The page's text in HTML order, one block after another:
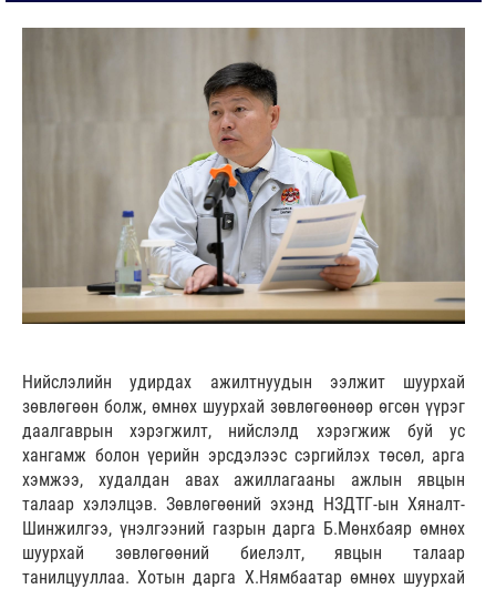
Нийслэлийн удирдах ажилтнуудын ээлжит шуурхай
зөвлөгөөн болж, өмнөх шуурхай зөвлөгөөнөөр өгсөн үүрэг
даалгаврын хэрэгжилт, нийслэлд хэрэгжиж буй ус
хангамж болон үерийн эрсдэлээс сэргийлэх төсөл, арга
хэмжээ, худалдан авах ажиллагааны ажлын явцын
талаар хэлэлцэв. Зөвлөгөөний эхэнд НЗДТГ-ын Хяналт-
Шинжилгээ, үнэлгээний газрын дарга Б.Мөнхбаяр өмнөх
шуурхай зөвлөгөөний биелэлт, явцын талаар
танилцууллаа. Хотын дарга Х.Нямбаатар өмнөх шуурхай